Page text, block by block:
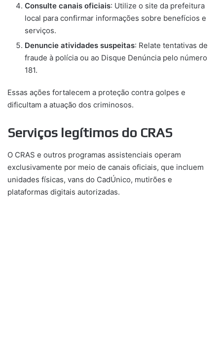
Consulte canais oficiais: Utilize o site da prefeitura
local para confirmar informações sobre benefícios e
serviços.
Denuncie atividades suspeitas: Relate tentativas de
fraude à polícia ou ao Disque Denúncia pelo número
181.
Essas ações fortalecem a proteção contra golpes e
dificultam a atuação dos criminosos.
Serviços legítimos do CRAS
O CRAS e outros programas assistenciais operam
exclusivamente por meio de canais oficiais, que incluem
unidades físicas, vans do CadÚnico, mutirões e
plataformas digitais autorizadas.